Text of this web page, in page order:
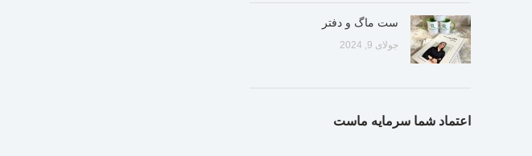
ست ماگ و دفتر
جولای 9, 2024
اعتماد شما سرمایه ماست